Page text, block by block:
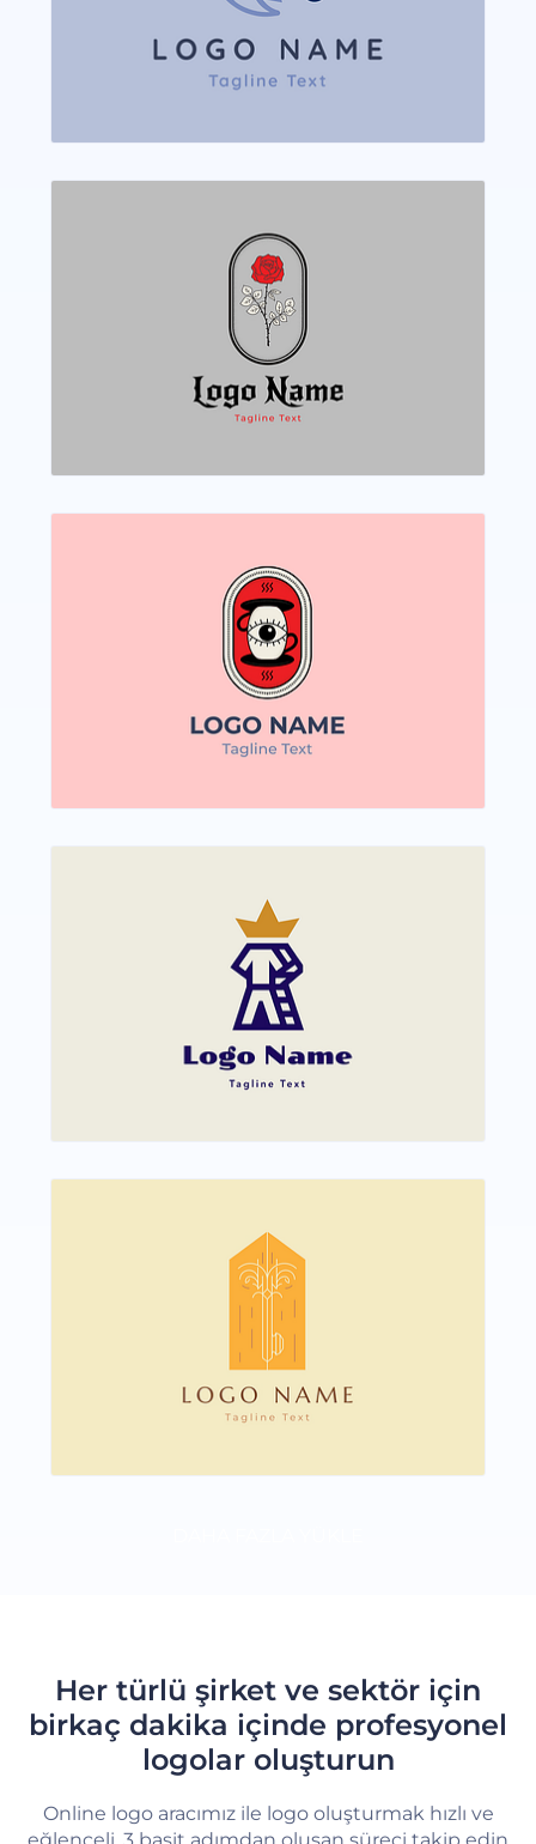
Her türlü şirket ve sektör için
birkaç dakika içinde profesyonel
logolar oluşturun
Online logo aracımız ile logo oluşturmak hızlı ve
eğlenceli. 3 basit adımdan oluşan süreci takip edin